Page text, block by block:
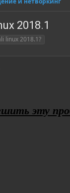
2018.1
linux 2018.1?
эту